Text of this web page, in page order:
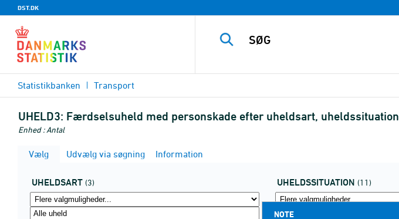
DST.DK
Statistikbanken Transport
UHELD3: Færdselsuheld med personskade efter uheldsart,
Enhed : Antal
Vælg Udvælg via søgning Information
UHELDSART (3) UHELDSSITUATION (11)
NOTE